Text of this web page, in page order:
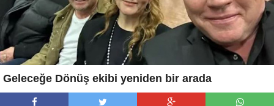
Geleceğe Dönüş ekibi yeniden bir arada